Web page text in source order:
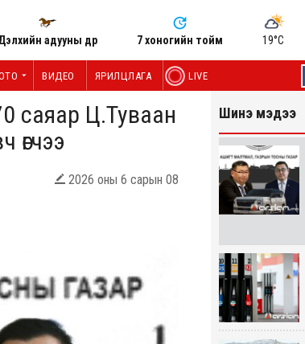
адууны өдөр 7 хоногийн тойм 19°C
ВИДЕО ЯРИЛЦЛАГА LIVE
саяар Ц.Туваан
өгчээ
 2026 оны 6 сарын 08
Шинэ мэдээ